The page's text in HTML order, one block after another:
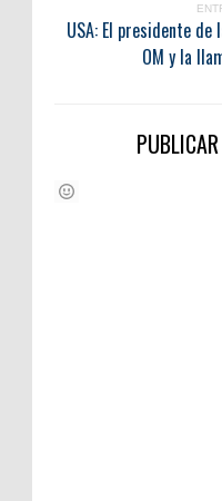
USA: El presidente de
OM y la